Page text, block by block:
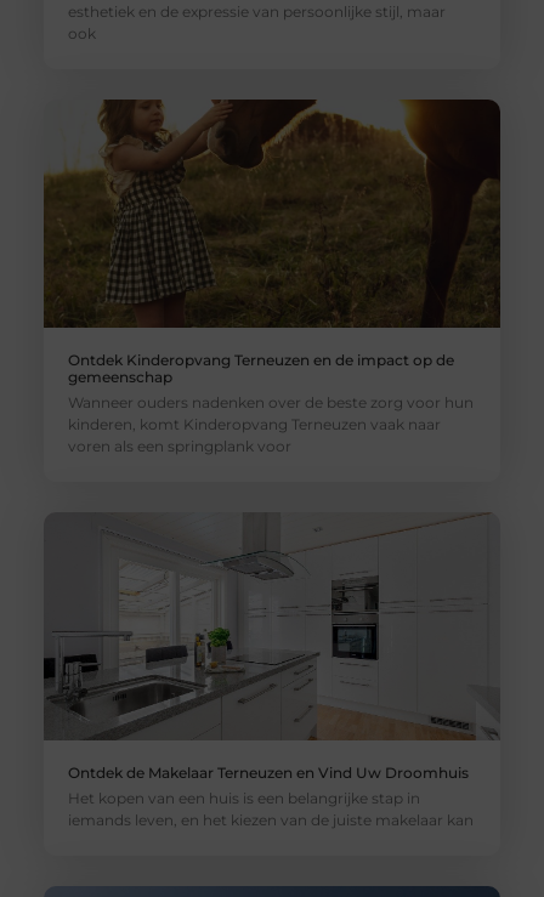
esthetiek en de expressie van persoonlijke stijl, maar
ook
Ontdek Kinderopvang Terneuzen en de impact op de
gemeenschap
Wanneer ouders nadenken over de beste zorg voor hun
kinderen, komt Kinderopvang Terneuzen vaak naar
voren als een springplank voor
Ontdek de Makelaar Terneuzen en Vind Uw Droomhuis
Het kopen van een huis is een belangrijke stap in
iemands leven, en het kiezen van de juiste makelaar kan